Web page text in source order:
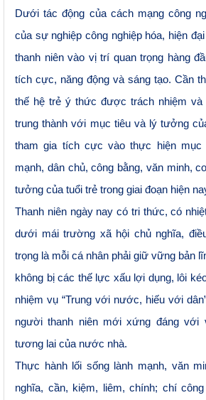
Dưới tác động của cách mạng công
của sự nghiệp công nghiệp hóa, hiện
thanh niên vào vị trí quan trọng hàng
tích cực, năng động và sáng tạo. Cần
thế hệ trẻ ý thức được trách nhiệm
trung thành với mục tiêu và lý tưởng
tham gia tích cực vào thực hiện mục
mạnh, dân chủ, công bằng, văn minh,
tưởng của tuổi trẻ trong giai đoạn hiện
Thanh niên ngày nay có tri thức, có
dưới mái trường xã hội chủ nghĩa,
trọng là mỗi cá nhân phải giữ vững bản
không bị các thế lực xấu lợi dụng, lôi
nhiệm vụ “Trung với nước, hiếu với
người thanh niên mới xứng đáng với
tương lai của nước nhà.
Thực hành lối sống lành mạnh, văn
nghĩa, cần, kiệm, liêm, chính; chí